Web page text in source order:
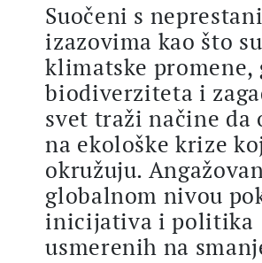
Suočeni s
izazovima kao što su
klimatske promene,
biodiverziteta i
svet traži načine da
na ekološke krize
okružuju.
globalnom nivou
inicijativa i politika
usmerenih na